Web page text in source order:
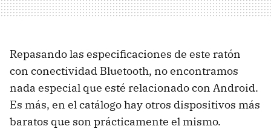
Repasando las especificaciones de este ratón
con conectividad Bluetooth, no encontramos
nada especial que esté relacionado con Android.
Es más, en el catálogo hay otros dispositivos más
baratos que son prácticamente el mismo.